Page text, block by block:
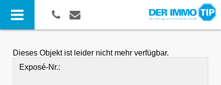
Dieses Objekt ist leider nicht mehr verfügbar.
Exposé-Nr.: